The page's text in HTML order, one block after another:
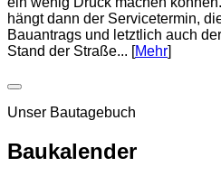
hängt dann der Servicetermin,
Bauantrags und letztlich auch
Stand der Straße... [Mehr]
Unser Bautagebuch
Baukalender